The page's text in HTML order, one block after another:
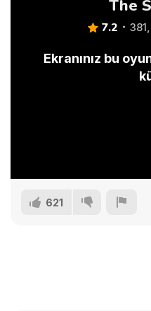
The
7.2
Ekranınız bu
621